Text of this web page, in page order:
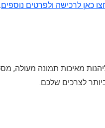
כאן לרכישה ולפרטים נוספים.
מאיכות תמונה מעולה,